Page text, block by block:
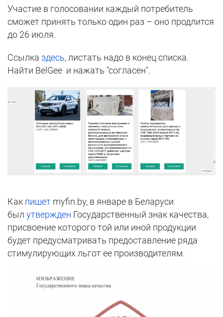
Участие в голосовании каждый потребитель
сможет принять только один раз – оно продлится
до 26 июля.
Ссылка здесь, листать надо в конец списка.
Найти BelGee и нажать "согласен".
Как пишет myfin.by, в январе в Беларуси
был утвержден Государственный знак качества,
присвоение которого той или иной продукции
будет предусматривать предоставление ряда
стимулирующих льгот ее производителям.